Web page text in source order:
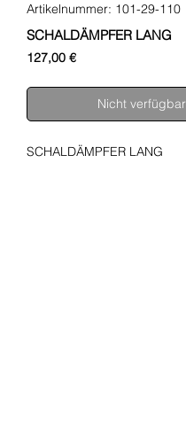
Artikelnummer: 101-29-110
SCHALDÄMPFER LANG
127,00 €Preis
Nicht verfügbar
SCHALDÄMPFER LANG